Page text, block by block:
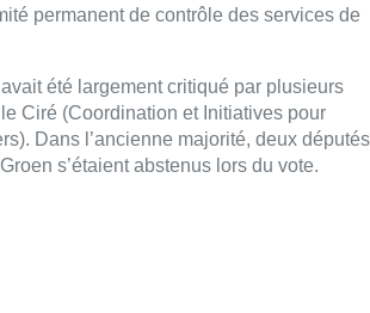
permanent de contrôle des services de
été largement critiqué par plusieurs
Ciré (Coordination et Initiatives pour
Dans l’ancienne majorité, deux députés
s’étaient abstenus lors du vote.